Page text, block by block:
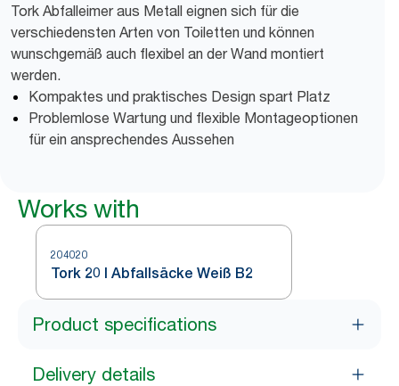
Tork Abfalleimer aus Metall eignen sich für die
verschiedensten Arten von Toiletten und können
wunschgemäß auch flexibel an der Wand montiert
werden.
Kompaktes und praktisches Design spart Platz
Problemlose Wartung und flexible Montageoptionen
für ein ansprechendes Aussehen
Works with
204020
Tork 20 l Abfallsäcke Weiß B2
Product specifications
Delivery details